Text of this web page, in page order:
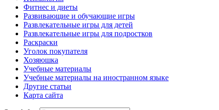
Фитнес и диеты
Развивающие и обучающие игры
Развлекательные игры для детей
Развлекательные игры для подростков
Раскраски
Уголок покупателя
Хозяюшка
Учебные материалы
Учебные материалы на иностранном языке
Другие статьи
Карта сайта